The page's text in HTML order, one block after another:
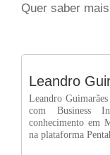
Quer saber
Leandro
Leandro
com Business
conhecimento em
na plataforma